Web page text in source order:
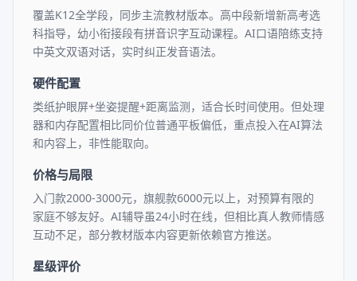
覆盖K12全学段，同步主流教材版本。高中段新增新高考选
科指导，幼小衔接段有拼音识字互动课程。AI口语陪练支持
中英文双语对话，实时纠正发音语法。
硬件配置
类纸护眼屏+坐姿提醒+距离监测，适合长时间使用。但处理
器和内存配置相比同价位普通平板偏低，重点投入在AI算法
和内容上，非性能取向。
价格与局限
入门款2000-3000元，旗舰款6000元以上，对预算有限的
家庭不够友好。AI辅导虽24小时在线，但相比真人教师情感
互动不足，部分教材版本内容更新依赖官方推送。
星级评价